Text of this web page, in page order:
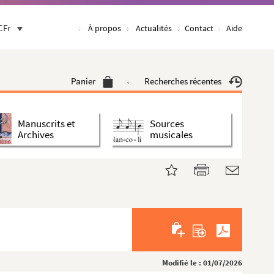
À propos Actualités Contact Aide
Panier Recherches récentes
Manuscrits et
Archives
Sources
musicales
Modifié le : 01/07/2026